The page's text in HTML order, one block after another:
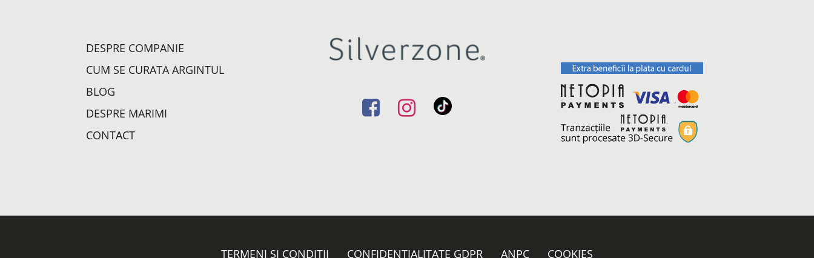
DESPRE COMPANIE
CUM SE CURATA ARGINTUL
BLOG
DESPRE MARIMI
CONTACT
TERMENI ȘI CONDIȚII CONFIDENȚIALITATE GDPR ANPC COOKIES